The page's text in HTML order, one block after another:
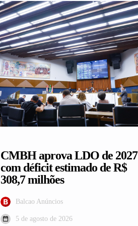
CMBH aprova LDO de 2027
com déficit estimado de R$
308,7 milhões
Balcao Anúncios
5 de agosto de 2026